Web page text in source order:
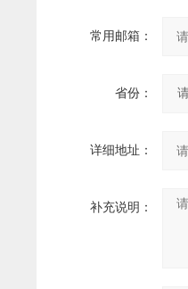
常用邮箱：
省份：
详细地址：
补充说明：